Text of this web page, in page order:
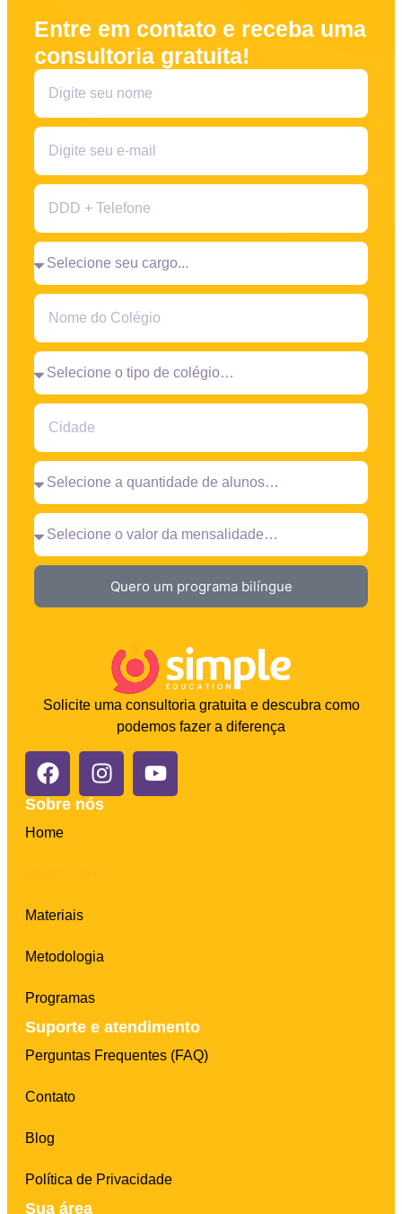
Entre em contato e receba uma
consultoria gratuita!
Quero um programa bilíngue
Solicite uma consultoria gratuita e descubra como
podemos fazer a diferença
Sobre nós
Home
Materiais
Metodologia
Programas
Suporte e atendimento
Perguntas Frequentes (FAQ)
Contato
Blog
Política de Privacidade
Sua área